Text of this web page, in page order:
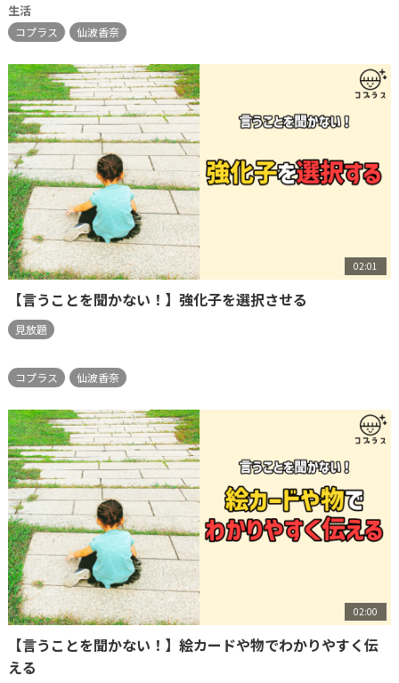
生活
コプラス 仙波香奈
02:01
【言うことを聞かない！】強化子を選択させる
見放題
コプラス 仙波香奈
02:00
【言うことを聞かない！】絵カードや物でわかりやすく伝
える